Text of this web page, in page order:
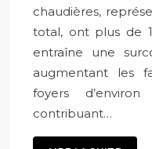
chaudières,
total, ont plus de
entraîne une
augmentant les
foyers
contribuant…